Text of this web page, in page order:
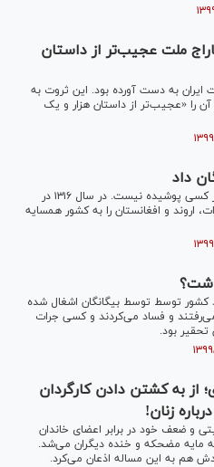
ملت عجیب‌تر از داستان
به دست آورده بود. این ثروت به
آن را «عجیب‌تر از داستان هزار و یک
داد
خیانت‌های رضا پهلوی به کشور ایران بر کسی پوشیده نیست. در سال ۱۳۱۶ در
اروند و افغانستان را به کشور همسایه
کشور توسط توسط بیگانگان اشغال شده
می‌رفتند و فساد می‌کردند و کسی جرات
تحقیر بود.
از به کشتن دادن کارگردان
زنان!
و ضعف خود در برابر اعضای خاندان
مایه مضحکه و خنده دیگران می‌شد.
هم به این مساله اذعان می‌کرد.